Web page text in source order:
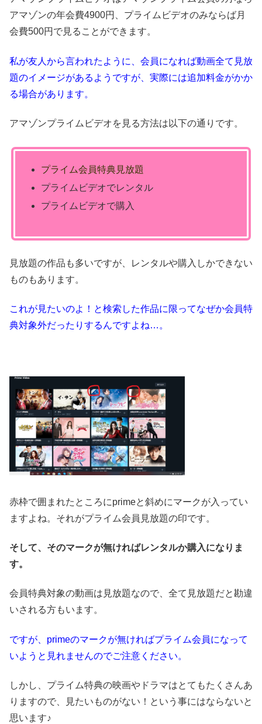
アマゾンの年会費4900円、プライムビデオのみならば月
会費500円で見ることができます。
私が友人から言われたように、会員になれば動画全て見放
題のイメージがあるようですが、実際には追加料金がかか
る場合があります。
アマゾンプライムビデオを見る方法は以下の通りです。
プライム会員特典見放題
プライムビデオでレンタル
プライムビデオで購入
見放題の作品も多いですが、レンタルや購入しかできない
ものもあります。
これが見たいのよ！と検索した作品に限ってなぜか会員特
典対象外だったりするんですよね…。
赤枠で囲まれたところにprimeと斜めにマークが入ってい
ますよね。それがプライム会員見放題の印です。
そして、そのマークが無ければレンタルか購入になりま
す。
会員特典対象の動画は見放題なので、全て見放題だと勘違
いされる方もいます。
ですが、primeのマークが無ければプライム会員になって
いようと見れませんのでご注意ください。
しかし、プライム特典の映画やドラマはとてもたくさんあ
りますので、見たいものがない！という事にはならないと
思います♪